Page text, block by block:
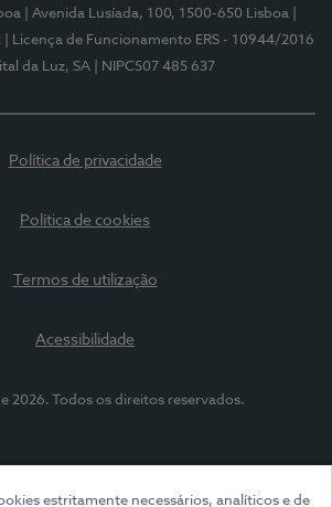
estritamente necessários, analíticos e de
| Avenida Lusíada, 100, 1500-650 Lisboa
| Licença de Funcionamento ERS - 10944/2016
da Luz, SA
| NIPC507 485 637
Política de privacidade
Política de cookies
Termos de utilização
Acessibilidade
2026. Todos os direitos reservados.